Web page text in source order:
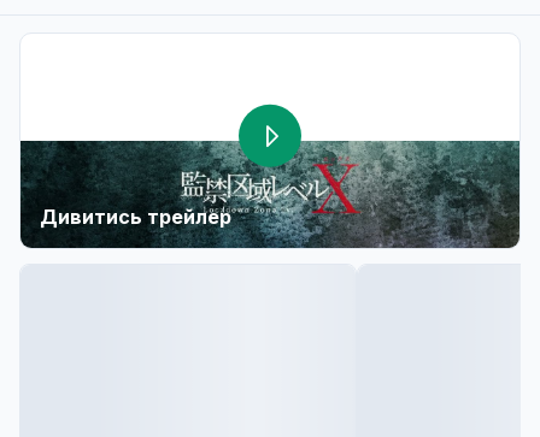
Дивитись трейлер